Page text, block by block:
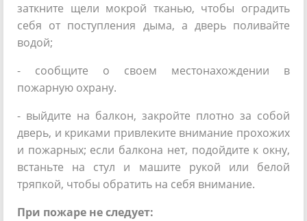
заткните щели мокрой тканью, чтобы оградить
себя от поступления дыма, а дверь поливайте
водой;
- сообщите о своем местонахождении в
пожарную охрану.
- выйдите на балкон, закройте плотно за собой
дверь, и криками привлеките внимание прохожих
и пожарных; если балкона нет, подойдите к окну,
встаньте на стул и машите рукой или белой
тряпкой, чтобы обратить на себя внимание.
При пожаре не следует: